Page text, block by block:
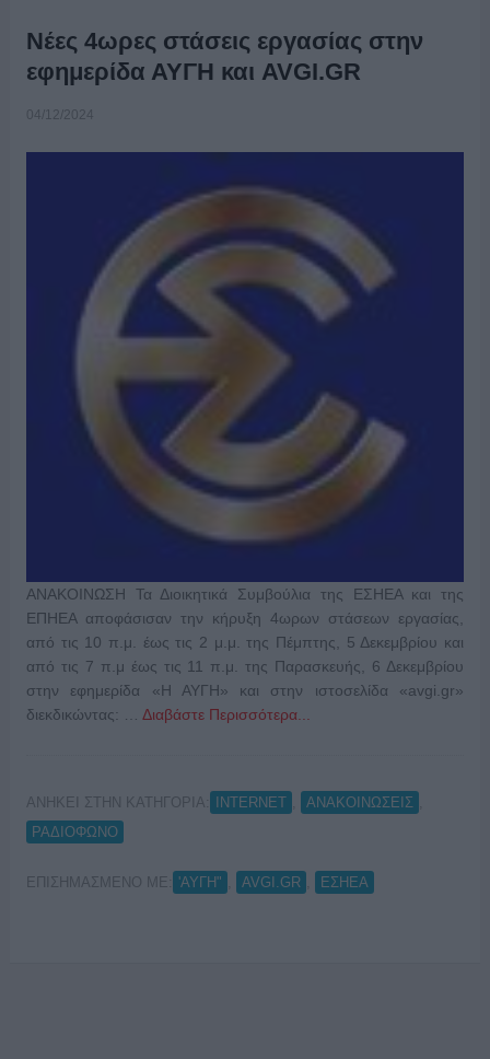
Νέες 4ωρες στάσεις εργασίας στην
εφημερίδα ΑΥΓΗ και AVGI.GR
04/12/2024
ΑΝΑΚΟΙΝΩΣΗ Τα Διοικητικά Συμβούλια της ΕΣΗΕΑ και της
ΕΠΗΕΑ αποφάσισαν την κήρυξη 4ωρων στάσεων εργασίας,
από τις 10 π.μ. έως τις 2 μ.μ. της Πέμπτης, 5 Δεκεμβρίου και
από τις 7 π.μ έως τις 11 π.μ. της Παρασκευής, 6 Δεκεμβρίου
στην εφημερίδα «Η ΑΥΓΗ» και στην ιστοσελίδα «avgi.gr»
διεκδικώντας: … Διαβάστε Περισσότερα...
ΑΝΗΚΕΙ ΣΤΗΝ ΚΑΤΗΓΟΡΙΑ: INTERNET ΑΝΑΚΟΙΝΩΣΕΙΣ
ΡΑΔΙΟΦΩΝΟ
ΕΠΙΣΗΜΑΣΜΕΝΟ ΜΕ: 'ΑΥΓΗ" AVGI.GR ΕΣΗΕΑ